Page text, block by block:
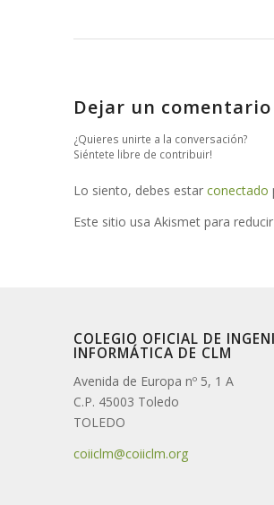
Dejar un comentario
¿Quieres unirte a la conversación?
Siéntete libre de contribuir!
Lo siento, debes estar conectado
Este sitio usa Akismet para
COLEGIO OFICIAL DE
INFORMÁTICA DE CLM
Avenida de Europa nº 5, 1 A
C.P. 45003 Toledo
TOLEDO
coiiclm@coiiclm.org